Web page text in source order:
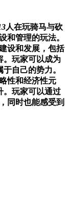
人在玩骑马与砍
和管理的玩法。
设和发展，包括
。玩家可以成为
自己的势力。
性和经济性元
。玩家可以通过
同时也能感受到